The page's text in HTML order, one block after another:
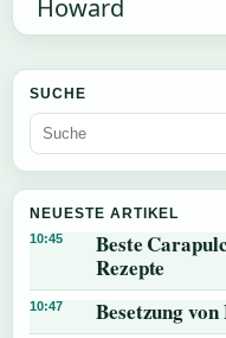
SUCHE
NEUESTE ARTIKEL
10:45
Beste
Rezepte
10:47 Besetzung